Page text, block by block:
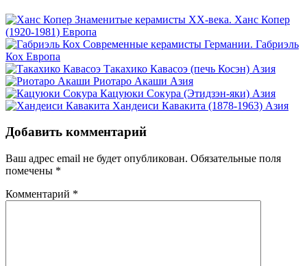
Знаменитые керамисты XX-века. Ханс Копер
(1920-1981) Европа
Современные керамисты Германии. Габриэль
Кох Европа
Такахико Кавасоэ (печь Косэн) Азия
Риотаро Акаши Азия
Кацуюки Сокура (Этидзэн-яки) Азия
Хандеиси Кавакита (1878-1963) Азия
Добавить комментарий
Ваш адрес email не будет опубликован. Обязательные поля
помечены *
Комментарий *